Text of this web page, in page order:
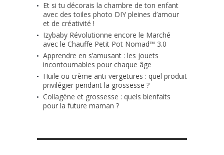
Et si tu décorais la chambre de ton enfant
avec des toiles photo DIY pleines d’amour
et de créativité !
Izybaby Révolutionne encore le Marché
avec le Chauffe Petit Pot Nomad™ 3.0
Apprendre en s’amusant : les jouets
incontournables pour chaque âge
Huile ou crème anti-vergetures : quel produit
privilégier pendant la grossesse ?
Collagène et grossesse : quels bienfaits
pour la future maman ?